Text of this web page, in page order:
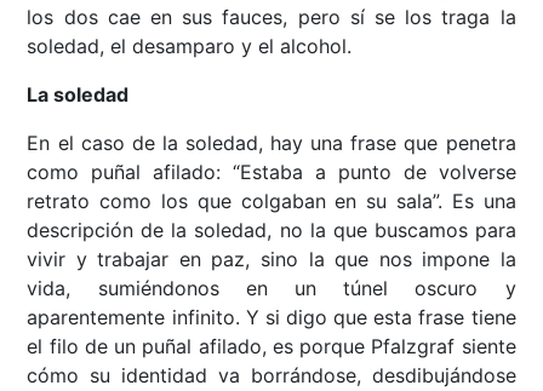
los dos cae en sus fauces, pero sí se los traga la
soledad, el desamparo y el alcohol.
La soledad
En el caso de la soledad, hay una frase que penetra
como puñal afilado: “Estaba a punto de volverse
retrato como los que colgaban en su sala”. Es una
descripción de la soledad, no la que buscamos para
vivir y trabajar en paz, sino la que nos impone la
vida, sumiéndonos en un túnel oscuro y
aparentemente infinito. Y si digo que esta frase tiene
el filo de un puñal afilado, es porque Pfalzgraf siente
cómo su identidad va borrándose, desdibujándose